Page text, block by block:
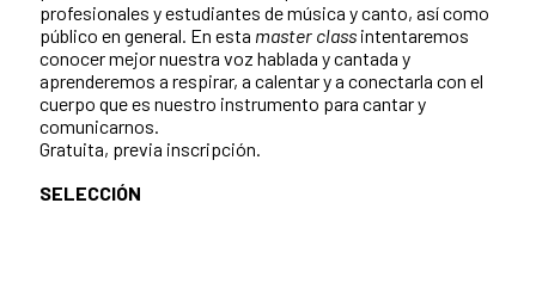
profesionales y estudiantes de música y canto, así como
público en general. En esta master class intentaremos
conocer mejor nuestra voz hablada y cantada y
aprenderemos a respirar, a calentar y a conectarla con el
cuerpo que es nuestro instrumento para cantar y
comunicarnos.
Gratuita, previa inscripción.
SELECCIÓN